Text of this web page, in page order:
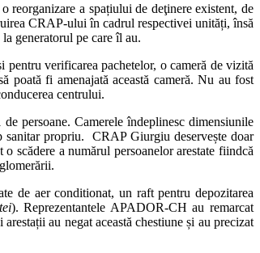
reorganizare a spațiului de deţinere existent, de
CRAP-ului în cadrul respectivei unități, însă
generatorul pe care îl au.
verificarea pachetelor, o cameră de vizită
poată fi amenajată această cameră. Nu au fost
centrului.
persoane. Camerele îndeplinesc dimensiunile
sanitar propriu. CRAP Giurgiu deservește doar
scădere a numărul persoanelor arestate fiindcă
de aer conditionat, un raft pentru depozitarea
). Reprezentantele APADOR-CH au remarcat
au negat această chestiune și au precizat